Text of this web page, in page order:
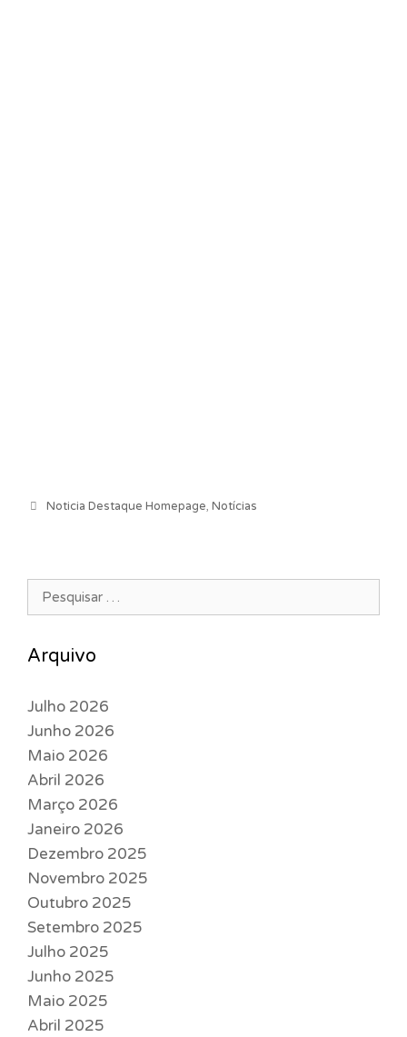
Categorias
Noticia Destaque Homepage, Notícias
Pesquisar por:
Arquivo
Julho 2026
Junho 2026
Maio 2026
Abril 2026
Março 2026
Janeiro 2026
Dezembro 2025
Novembro 2025
Outubro 2025
Setembro 2025
Julho 2025
Junho 2025
Maio 2025
Abril 2025